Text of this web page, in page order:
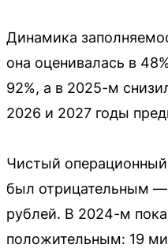
Динамика
она оценивалась в
92%, а в 2025-м
2026 и 2027 годы
Чистый
был отрицательным
рублей. В 2024-м
положительным: 19